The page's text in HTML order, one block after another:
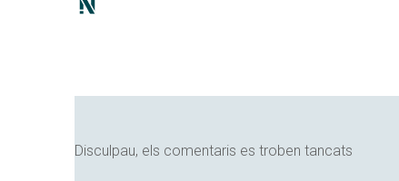
Disculpau, els comentaris es troben tancats